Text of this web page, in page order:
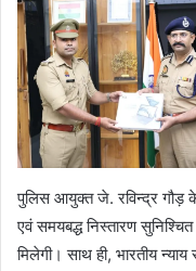
पुलिस आयुक्त जे. रविन्द्र गौड़
एवं समयबद्ध निस्तारण
मिलेगी। साथ ही, भारतीय न्याय